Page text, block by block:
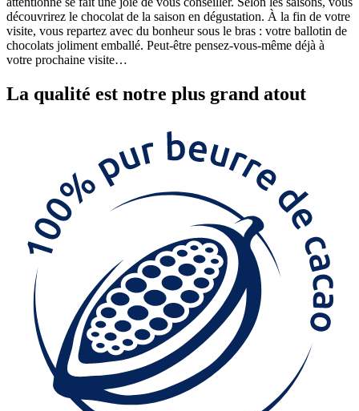
découvrirez le chocolat de la saison en dégustation. À la fin de votre
visite, vous repartez avec du bonheur sous le bras : votre ballotin de
chocolats joliment emballé. Peut-être pensez-vous-même déjà à
votre prochaine visite…
La qualité est notre plus grand atout